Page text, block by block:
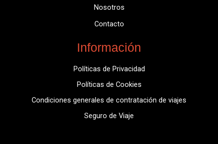
Nosotros
Contacto
Información
Políticas de Privacidad
Políticas de Cookies
Condiciones generales de contratación de viajes
Seguro de Viaje